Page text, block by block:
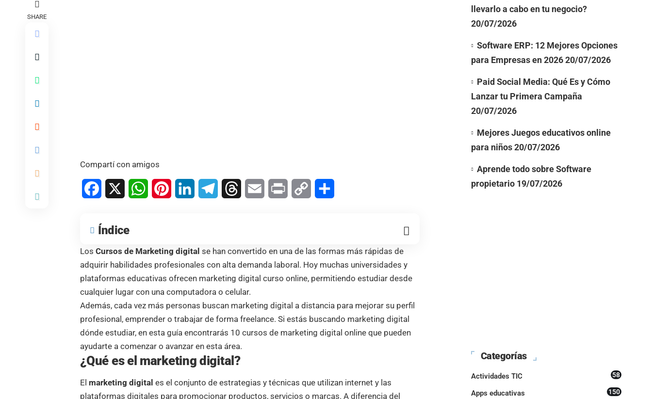
SHARE
Compartí con amigos
Facebook WhatsAppPinterestLinkedIn TelegramThreads Email Print Copy
Índice
LosCursos de Marketing digitalse han convertido en una de las formas más rápidas de
adquirir habilidades profesionales con alta demanda laboral. Hoy muchas universidades y
plataformas educativas ofrecen marketing digital curso online, permitiendo estudiar desde
cualquier lugar con una computadora o celular.
Además, cada vez más personas buscan marketing digital a distancia para mejorar su perfil
profesional, emprender o trabajar de forma freelance. Si estás buscando marketing digital
dónde estudiar, en esta guía encontrarás 10 cursos de marketing digital online que pueden
ayudarte a comenzar o avanzar en esta área.
¿Qué es el marketing digital?
El marketing digital es el conjunto de estrategias y técnicas que utilizan internet y las
plataformas digitales para promocionar productos, servicios o marcas. A diferencia del
llevarlo a cabo en tu negocio?
20/07/2026
Software ERP: 12 Mejores Opciones
para Empresas en 2026 20/07/2026
Paid Social Media: Qué Es y Cómo
Lanzar tu Primera Campaña
20/07/2026
Mejores Juegos educativos online
para niños 20/07/2026
Aprende todo sobre Software
propietario 19/07/2026
Categorías
Actividades TIC 58
Apps educativas 150